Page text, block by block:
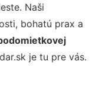
Naši
bohatú prax a
je tu pre vás.